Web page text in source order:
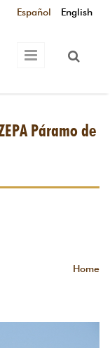
Español English
Páramo de
Home